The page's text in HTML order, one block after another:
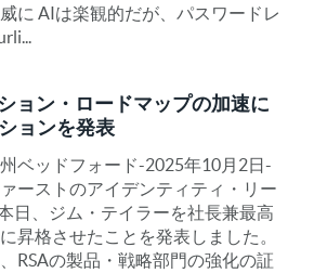
に AIは楽観的だが、パスワードレ
ョン・ロードマップの加速に
ョンを発表
ベッドフォード-2025年10月2日-
ーストのアイデンティティ・リー
日、ジム・テイラーを社長兼最高
昇格させたことを発表しました。
RSAの製品・戦略部門の強化の証